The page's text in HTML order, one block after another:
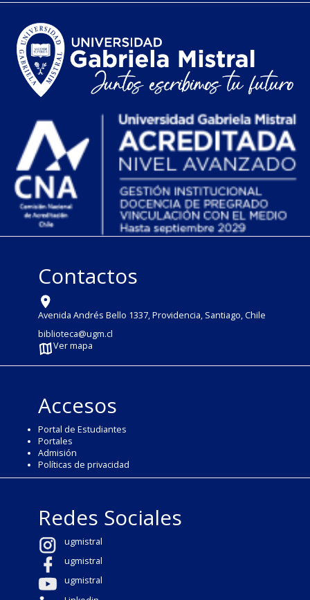
Contactos
Avenida Andrés Bello 1337, Providencia, Santiago, Chile
biblioteca@ugm.cl
Ver mapa
Accesos
Portal de Estudiantes
Portales
Admisión
Políticas de privacidad
Redes Sociales
ugmistral
ugmistral
ugmistral